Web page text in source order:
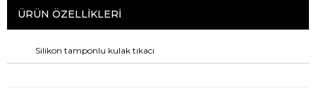
ÜRÜN ÖZELLIKLERI
Silikon tamponlu kulak tıkacı